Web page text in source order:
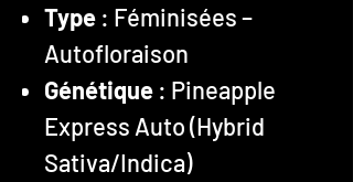
Type : Féminisées –
Autofloraison
Génétique : Pineapple
Express Auto (Hybrid
Sativa/Indica)